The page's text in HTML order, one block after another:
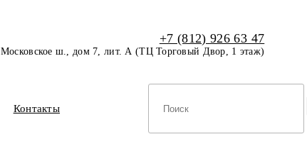
+7 (812) 926 63 47
Московское ш., дом 7, лит. А (ТЦ Торговый Двор, 1 этаж)
Контакты